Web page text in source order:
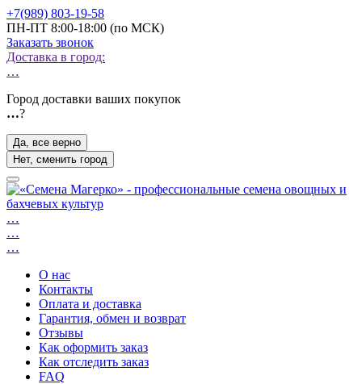
+7(989) 803-19-58
ПН-ПТ 8:00-18:00 (по МСК)
Заказать звонок
Доставка в город:
…
Город доставки ваших покупок
…?
Да, все верно
Нет, сменить город
…
…
…
О нас
Контакты
Оплата и доставка
Гарантия, обмен и возврат
Отзывы
Как оформить заказ
Как отследить заказ
FAQ